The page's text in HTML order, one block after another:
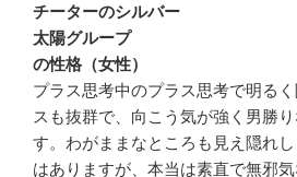
チーターのシルバー
太陽グループ
の性格（女性）
プラス思考中のプラス思考で明る
スも抜群で、向こう気が強く男勝
す。わがままなところも見え隠れ
はありますが、本当は素直で無邪